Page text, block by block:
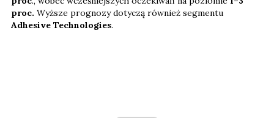
proc. Wyższe prognozy dotyczą również segmentu
Adhesive Technologies.